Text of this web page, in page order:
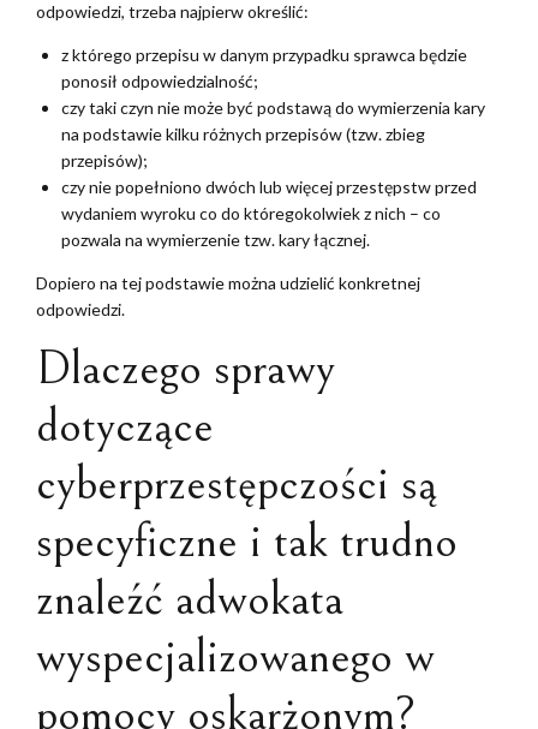
odpowiedzi, trzeba najpierw określić:
z którego przepisu w danym przypadku sprawca będzie
ponosił odpowiedzialność;
czy taki czyn nie może być podstawą do wymierzenia kary
na podstawie kilku różnych przepisów (tzw. zbieg
przepisów);
czy nie popełniono dwóch lub więcej przestępstw przed
wydaniem wyroku co do któregokolwiek z nich – co
pozwala na wymierzenie tzw. kary łącznej.
Dopiero na tej podstawie można udzielić konkretnej
odpowiedzi.
Dlaczego sprawy
dotyczące
cyberprzestępczości są
specyficzne i tak trudno
znaleźć adwokata
wyspecjalizowanego w
pomocy oskarżonym?